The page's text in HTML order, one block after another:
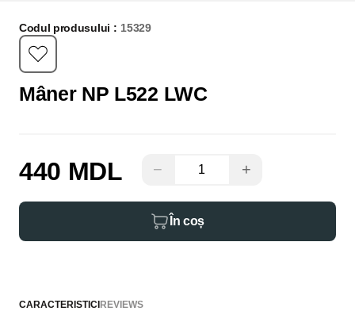
Codul produsului : 15329
Mâner NP L522 LWC
440 MDL − +
În coș
CARACTERISTICI REVIEWS